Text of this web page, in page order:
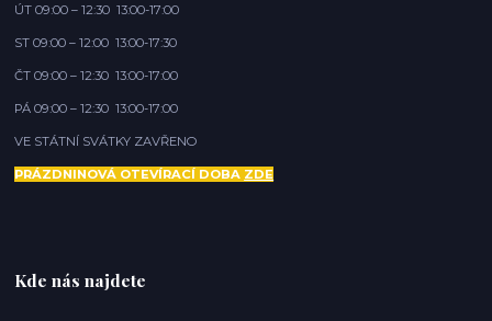
ÚT 09:00 – 12:30 13:00-17:00
ST 09:00 – 12:00 13:00-17:30
ČT 09:00 – 12:30 13:00-17:00
PÁ 09:00 – 12:30 13:00-17:00
VE STÁTNÍ SVÁTKY ZAVŘENO
PRÁZDNINOVÁ OTEVÍRACÍ DOBA ZDE
Kde nás najdete